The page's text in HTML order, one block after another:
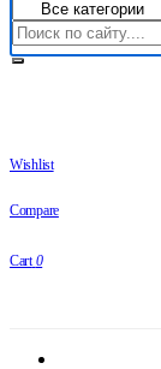
Wishlist
Compare
Cart 0